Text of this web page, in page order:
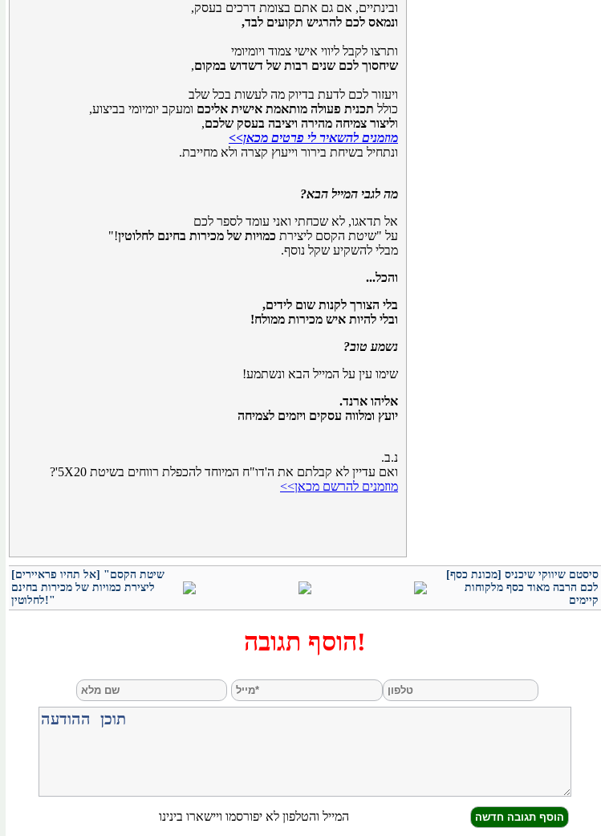
ובינתיים, אם גם אתם בצומת דרכים בעסק,
ונמאס לכם להרגיש תקועים לבד,
ותרצו לקבל ליווי אישי צמוד ויומיומי
שיחסוך לכם שנים רבות של דשדוש במקום,
ויעזור לכם לדעת בדיוק מה לעשות בכל שלב
כולל תכנית פעולה מותאמת אישית אליכם ומעקב יומיומי בביצוע,
וליצור צמיחה מהירה ויציבה בעסק שלכם,
מוזמנים להשאיר לי פרטים מכאן>>
ונתחיל בשיחת בירור וייעוץ קצרה ולא מחייבת.
מה לגבי המייל הבא?
אל תדאגו, לא שכחתי ואני עומד לספר לכם
על "שיטת הקסם ליצירת כמויות של מכירות בחינם לחלוטין!"
מבלי להשקיע שקל נוסף.
והכל...
בלי הצורך לקנות שום לידים,
ובלי להיות איש מכירות ממולח!
נשמע טוב?
שימו עין על המייל הבא ונשתמע!
אליהו ארנד.
יועץ ומלווה עסקים ויזמים לצמיחה
נ.ב.
ואם עדיין לא קבלתם את ה'דו"ח המיוחד להכפלת רווחים בשיטת 5X20'?
מוזמנים להרשם מכאן>>
[אל תהיו פראיירים] "שיטת הקסם
ליצירת כמויות של מכירות בחינם
לחלוטין!"
[מכונת כסף] סיסטם שיווקי שיכניס
לכם הרבה מאוד כסף מלקוחות
קיימים
הוסף תגובה!
המייל והטלפון לא יפורסמו ויישארו בינינו